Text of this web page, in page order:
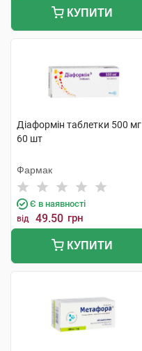
КУПИТИ
Діаформін таблетки 500 мг
60 шт
Фармак
Є в наявності
від 49.50 грн
КУПИТИ